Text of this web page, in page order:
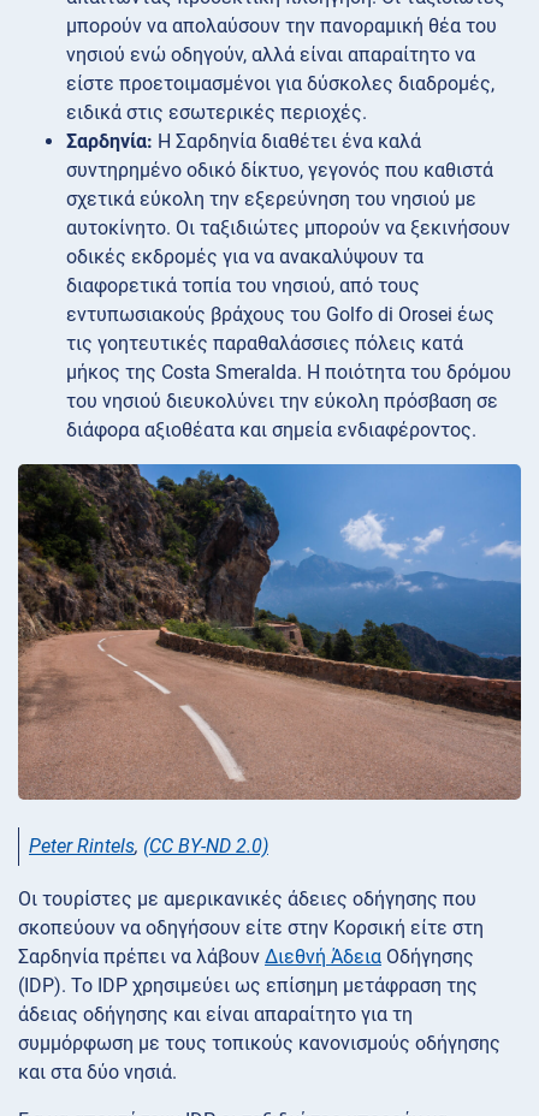
μπορούν να απολαύσουν την πανοραμική θέα του
νησιού ενώ οδηγούν, αλλά είναι απαραίτητο να
είστε προετοιμασμένοι για δύσκολες διαδρομές,
ειδικά στις εσωτερικές περιοχές.
Σαρδηνία: Η Σαρδηνία διαθέτει ένα καλά
συντηρημένο οδικό δίκτυο, γεγονός που καθιστά
σχετικά εύκολη την εξερεύνηση του νησιού με
αυτοκίνητο. Οι ταξιδιώτες μπορούν να ξεκινήσουν
οδικές εκδρομές για να ανακαλύψουν τα
διαφορετικά τοπία του νησιού, από τους
εντυπωσιακούς βράχους του Golfo di Orosei έως
τις γοητευτικές παραθαλάσσιες πόλεις κατά
μήκος της Costa Smeralda. Η ποιότητα του δρόμου
του νησιού διευκολύνει την εύκολη πρόσβαση σε
διάφορα αξιοθέατα και σημεία ενδιαφέροντος.
Peter Rintels, (CC BY-ND 2.0)
Οι τουρίστες με αμερικανικές άδειες οδήγησης που
σκοπεύουν να οδηγήσουν είτε στην Κορσική είτε στη
Σαρδηνία πρέπει να λάβουν Διεθνή Άδεια Οδήγησης
(IDP). Το IDP χρησιμεύει ως επίσημη μετάφραση της
άδειας οδήγησης και είναι απαραίτητο για τη
συμμόρφωση με τους τοπικούς κανονισμούς οδήγησης
και στα δύο νησιά.